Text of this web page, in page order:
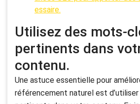
essaire.
Utilisez des mots-
pertinents dans
contenu.
Une astuce essentielle pour
référencement naturel est